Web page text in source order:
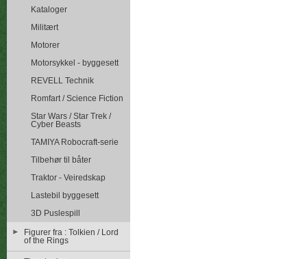
Kataloger
Militært
Motorer
Motorsykkel - byggesett
REVELL Technik
Romfart / Science Fiction
Star Wars / Star Trek /
Cyber Beasts
TAMIYA Robocraft-serie
Tilbehør til båter
Traktor - Veiredskap
Lastebil byggesett
3D Puslespill
Figurer fra : Tolkien / Lord
of the Rings